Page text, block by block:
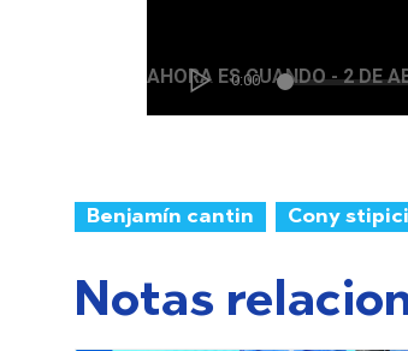
Benjamín cantin Cony
Notas